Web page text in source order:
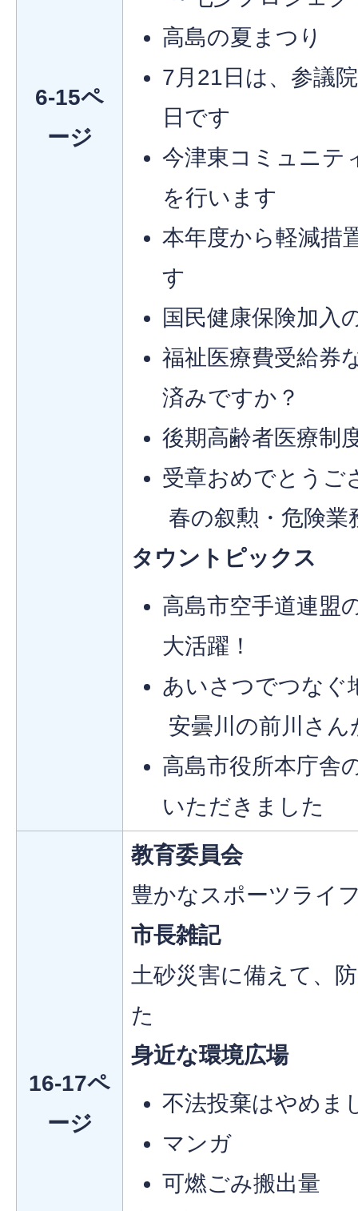
6-15ペ
ージ
高島の夏まつり
7月21日は、参議
日です
今津東コミュニテ
を行います
本年度から軽減措
す
国民健康保険加入
福祉医療費受給券
済みですか？
後期高齢者医療制
受章おめでとうご
春の叙勲・危険業
タウントピックス
高島市空手道連盟
大活躍！
あいさつでつなぐ
安曇川の前川さん
高島市役所本庁舎
いただきました
16-17ペ
ージ
教育委員会
豊かなスポーツライ
市長雑記
土砂災害に備えて、
た
身近な環境広場
不法投棄はやめま
マンガ
可燃ごみ搬出量